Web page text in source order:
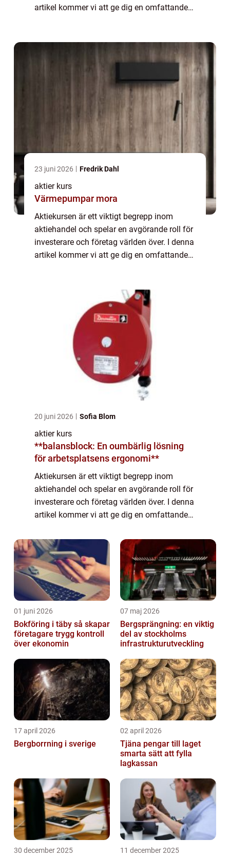
artikel kommer vi att ge dig en omfattande
23 juni 2026 Fredrik Dahl
aktier kurs
Värmepumpar mora
Aktiekursen är ett viktigt begrepp inom
aktiehandel och spelar en avgörande roll för
investerare och företag världen över. I denna
artikel kommer vi att ge dig en omfattande
20 juni 2026 Sofia Blom
aktier kurs
**balansblock: En oumbärlig lösning
för arbetsplatsens ergonomi**
Aktiekursen är ett viktigt begrepp inom
aktiehandel och spelar en avgörande roll för
investerare och företag världen över. I denna
artikel kommer vi att ge dig en omfattande
finns, dess popularitet och mer...
01 juni 2026
Bokföring i täby så skapar
företagare trygg kontroll
över ekonomin
07 maj 2026
Bergsprängning: en viktig
del av stockholms
infrastrukturutveckling
17 april 2026
Bergborrning i sverige
02 april 2026
Tjäna pengar till laget
smarta sätt att fylla
lagkassan
30 december 2025 11 december 2025